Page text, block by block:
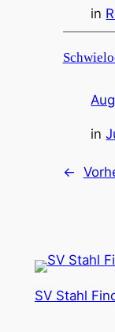
in
in
←
SV Stahl